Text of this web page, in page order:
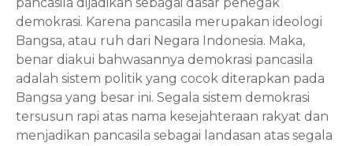
demokrasi. Karena pancasila merupakan ideologi
Bangsa, atau ruh dari Negara Indonesia. Maka,
benar diakui bahwasannya demokrasi pancasila
adalah sistem politik yang cocok diterapkan pada
Bangsa yang besar ini. Segala sistem demokrasi
tersusun rapi atas nama kesejahteraan rakyat dan
menjadikan pancasila sebagai landasan atas segala